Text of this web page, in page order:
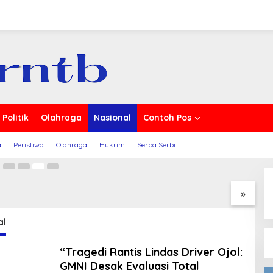
Politik Olahraga Nasional Contoh Pos
Peristiwa Olahraga Hukrim Serba Serbi
RI dan DPP
Peran Pengawasan
»
Rantis Lindas
GMNI Desak
“Tragedi Rantis Lindas Driver Ojol:
GMNI Desak Evaluasi Total